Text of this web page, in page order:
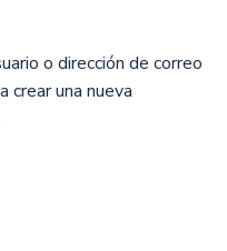
o dirección de correo
crear una nueva